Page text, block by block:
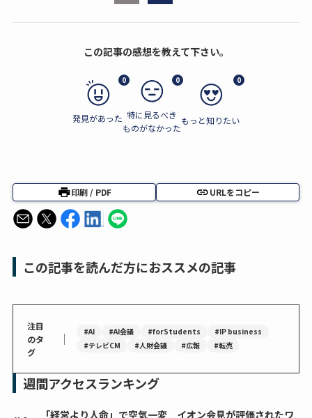
この記事の感想を教えて下さい。
0
発見があった
0
特に見るべき
ものがなかった
0
もっと知りたい
印刷 / PDF URLをコピー
この記事を読んだ方におススメの記事
注目
のタ
グ
｜ #AI #AI会議 #forStudents
#IP business
#テレビCM
#人財会議 #広報 #転売
週間アクセスランキング
「経営より人命」で空気一変 イオン会見が評価されたワ